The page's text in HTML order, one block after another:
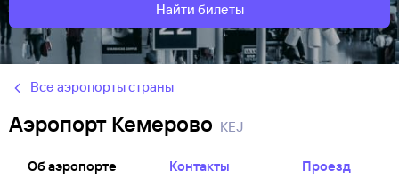
Найти билеты
Все аэропорты страны
Аэропорт Кемерово KEJ
Об аэропорте Контакты Проезд